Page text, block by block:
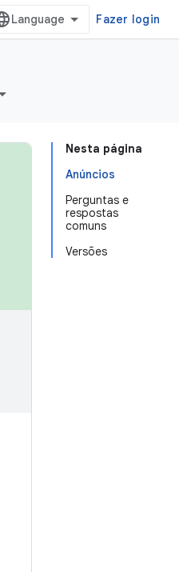
Fazer login
Nesta página
Anúncios
Perguntas e
respostas
comuns
Versões